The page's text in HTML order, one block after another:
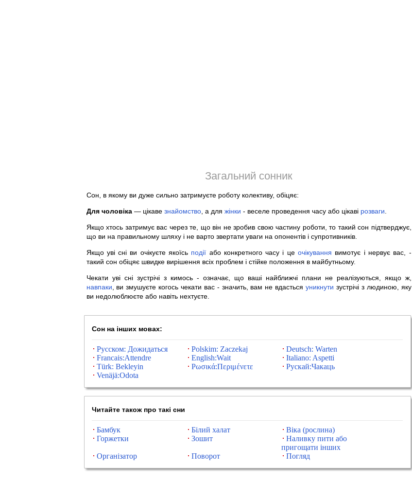
Загальний сонник
Сон, в якому ви дуже сильно затримуєте роботу колективу, обіцяє:
Для чоловіка— цікаве знайомство, а для жінки - веселе проведення часу або цікаві розваги
Якщо хтось затримує вас через те, що він не зробив свою частину роботи, то такий сон підтверджує,
що ви на правильному шляху і не варто звертати уваги на опонентів і супротивників.
Якщо уві сні ви очікуєте якоїсь події або конкретного часу і цеочікування вимотує і нервує вас, -
такий сон обіцяє швидке вирішення всіх проблем і стійке положення в майбутньому.
Чекати уві сні зустрічі з кимось - означає, що ваші найближчі плани не реалізуються, якщо ж,
навпаки , ви змушуєте когось чекати вас - значить, вам не вдастьсяуникнути зустрічі з людиною, яку
ви недолюблюєте або навіть нехтуєте.
Сон на інших мовах:
Русском: Дожидаться Polskim: Zaczekaj
Deutsch: Warten
Francais:Attendre
English:Wait
Italiano: Aspetti
Türk: Bekleyin
Ρωσικά:Περιμένετε
Рускай:Чакаць
Venäjä:Odota
Читайте також про такі сни
Бамбук Білий халат
Віка (рослина)
Горжетки
Зошит
Наливку пити або
пригощати інших
Організатор
Поворот Погляд